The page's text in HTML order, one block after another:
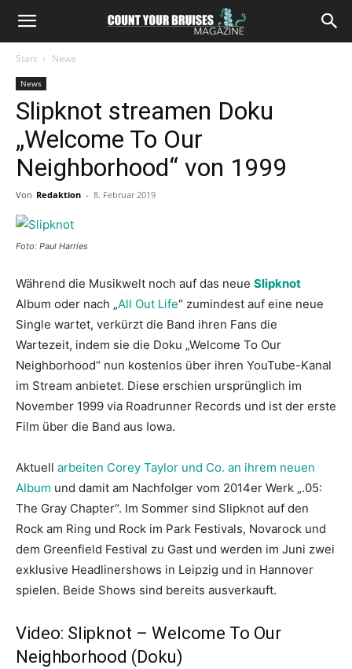
Start News
News
Slipknot streamen Doku
„Welcome To Our
Neighborhood“ von 1999
Von Redaktion - 8. Februar 2019
Foto: Paul Harries
Während die Musikwelt noch auf das neue Slipknot
Album oder nach „All Out Life“ zumindest auf eine neue
Single wartet, verkürzt die Band ihren Fans die
Wartezeit, indem sie die Doku „Welcome To Our
Neighborhood“ nun kostenlos über ihren YouTube-Kanal
im Stream anbietet. Diese erschien ursprünglich im
November 1999 via Roadrunner Records und ist der erste
Film über die Band aus Iowa.
Aktuell arbeiten Corey Taylor und Co. an ihrem neuen
Album und damit am Nachfolger vom 2014er Werk „.05:
The Gray Chapter“. Im Sommer sind Slipknot auf den
Rock am Ring und Rock im Park Festivals, Novarock und
dem Greenfield Festival zu Gast und werden im Juni zwei
exklusive Headlinershows in Leipzig und in Hannover
spielen. Beide Shows sind bereits ausverkauft.
Video: Slipknot – Welcome To Our
Neighborhood (Doku)